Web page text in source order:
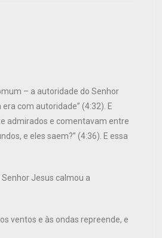
– a autoridade do Senhor
com autoridade” (4:32). E
admirados e comentavam entre
e eles saem?” (4:36). E essa
Jesus calmou a
ventos e às ondas repreende, e